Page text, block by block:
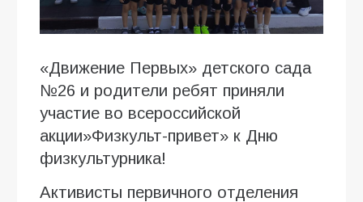
«Движение Первых» детского сада
№26 и родители ребят приняли
участие во всероссийской
акции»Физкульт-привет» к Дню
физкультурника!
Активисты первичного отделения